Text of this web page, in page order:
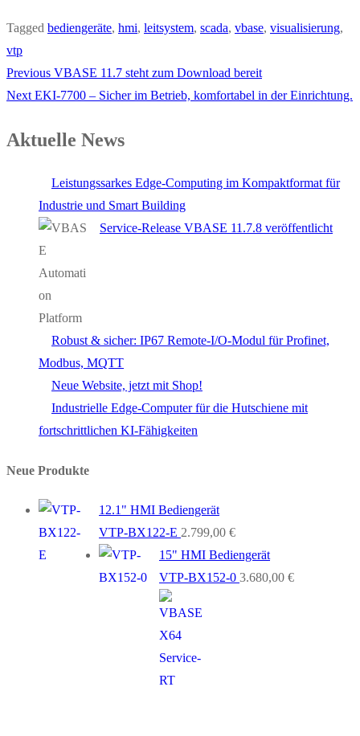
Tagged bediengeräte, hmi, leitsystem, scada, vbase, visualisierung,
vtp
Beitragsnavigation
Previous Previous
post:
VBASE 11.7 steht zum Download bereit
Next Next
EKI-7700 – Sicher im Betrieb, komfortabel in der Einrichtung.
Aktuelle News
Leistungssarkes Edge-Computing im Kompaktformat für
Industrie und Smart Building
Service-Release VBASE 11.7.8 veröffentlicht
Robust & sicher: IP67 Remote-I/O-Modul für Profinet,
Modbus, MQTT
Neue Website, jetzt mit Shop!
Industrielle Edge-Computer für die Hutschiene mit
fortschrittlichen KI-Fähigkeiten
Neue Produkte
12.1" HMI Bediengerät
VTP-BX122-E 2.799,00 €
15" HMI Bediengerät
VTP-BX152-0 3.680,00 €